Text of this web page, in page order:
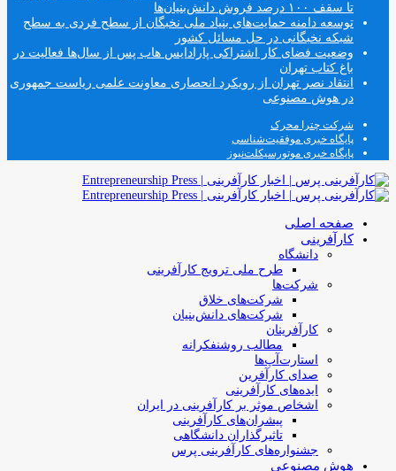
تا سقف ۱۰۰ درصد فروش دانش‌بنیان‌ها
توسعه دامنه حمایت‌های بنیاد ملی نخبگان از سطح فردی به سطح
شبکه نخبگانی در حل مسائل کشور
وضعیت فضای کار اشتراکی پارادایس هاب پس از سال‌ها فعالیت در
باغ کتاب تهران
انتقاد نصر تهران از رویکرد انحصاری معاونت علمی ریاست جمهوری
در هوش مصنوعی
شرکت چترا محرک
پایگاه خبری موفقیت‌شناسی
پایگاه خبری موتورسیکلت‌نیوز
صفحه اصلی
کارآفرینی
دانشگاه
طرح ملی ترویج کارآفرینی
شرکت‌ها
شرکت‌های خلاق
شرکت‌های دانش‌بنیان
کارآفرینان
مطالب روشنفکرانه
استارت‌آپ‌ها
صدای کارآفرین
ایده‌های کارآفرینی
اشخاص موثر بر کارآفرینی در ایران
پیشران‌های کارآفرینی
تاثیرگذاران دانشگاهی
جشنواره‌های کارآفرینی‌ پرس
هوش مصنوعی